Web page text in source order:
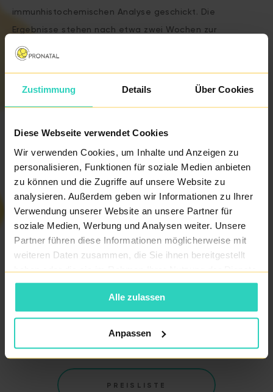
Zustimmung Details Über Cookies
Diese Webseite verwendet Cookies
Wir verwenden Cookies, um Inhalte und Anzeigen zu
personalisieren, Funktionen für soziale Medien anbieten
zu können und die Zugriffe auf unsere Website zu
analysieren. Außerdem geben wir Informationen zu Ihrer
Verwendung unserer Website an unsere Partner für
soziale Medien, Werbung und Analysen weiter. Unsere
Partner führen diese Informationen möglicherweise mit
weiteren Daten zusammen, die Sie ihnen bereitgestellt
haben oder die sie im Rahmen Ihrer Nutzung der Dienste
gesammelt haben.
Alle zulassen
Anpassen
immunhistochemischen Analyse geschickt. Die
Ergebnisse stehen nach etwa zwei Wochen zur
Verfügung.
Die Entnahme der Probe der Gebärmutterschleimhaut
erfolgt zwischen 19. und 24. Zyklustag /beim Zyklus von
Nach dem Erhalt des Ergebnisses beginnen wir bei einer
Antibiotika-, bei erhöhten Killerzellen mit einer
Kortikosteroiden-Behandlung.
PREISLISTE